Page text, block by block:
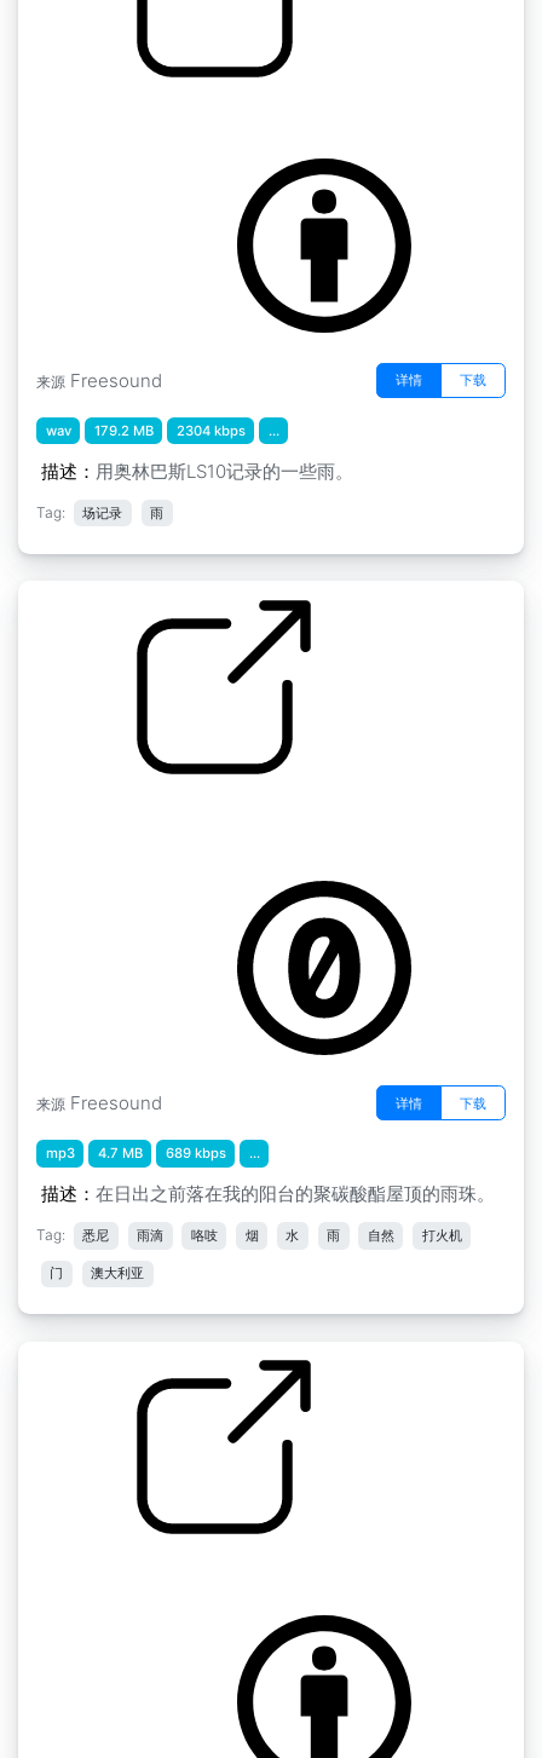
来源 Freesound 详情 下载
wav 179.2 MB 2304 kbps ...
描述： 用奥林巴斯LS10记录的一些雨。
Tag: 场记录 雨
来源 Freesound 详情 下载
mp3 4.7 MB 689 kbps ...
描述： 在日出之前落在我的阳台的聚碳酸酯屋顶的雨珠。
Tag: 悉尼 雨滴 咯吱 烟 水 雨 自然 打火机
门 澳大利亚